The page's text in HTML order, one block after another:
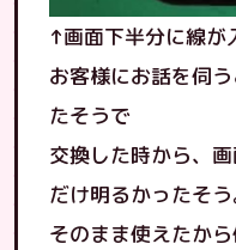
↑画面下半分に線が
お客様にお話を伺
たそうで
交換した時から、
だけ明るかったそう
そのまま使えたか